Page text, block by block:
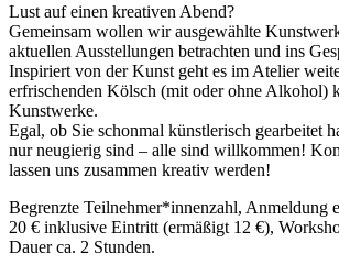
Lust auf einen kreativen Abend?
Gemeinsam wollen wir ausgewählte
aktuellen Ausstellungen betrachten und ins
Inspiriert von der Kunst geht es im Atelier
erfrischenden Kölsch (mit oder ohne Alkohol)
Kunstwerke.
Egal, ob Sie schonmal künstlerisch gearbeitet
nur neugierig sind – alle sind willkommen!
lassen uns zusammen kreativ werden!
Begrenzte Teilnehmer*innenzahl, Anmeldung
20 € inklusive Eintritt (ermäßigt 12 €),
Dauer ca. 2 Stunden.